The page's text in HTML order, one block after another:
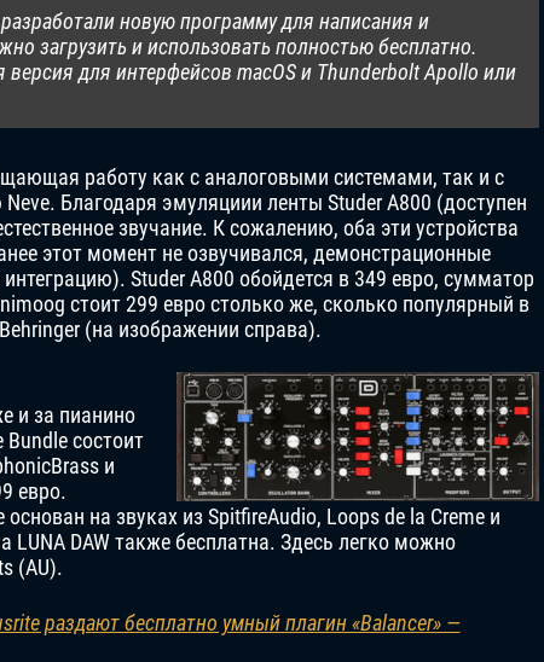
новую программу для написания и
загрузить и использовать полностью бесплатно.
для интерфейсов macOS и Thunderbolt Apollo или
работу как с аналоговыми системами, так и с
Благодаря эмуляциии ленты Studer A800 (доступен
звучание. К сожалению, оба эти устройства
этот момент не озвучивался, демонстрационные
Studer A800 обойдется в 349 евро, сумматор
стоит 299 евро столько же, сколько популярный в
(на изображении справа).
и за пианино
состоит
и
евро.
на звуках из SpitfireAudio, Loops de la Creme и
LUNA DAW также бесплатна. Здесь легко можно
(AU).
раздают бесплатно умный плагин «Balancer» —